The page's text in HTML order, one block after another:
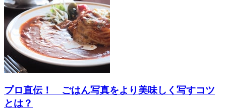
プロ直伝！ ごはん写真をより美味しく写すコツ
とは？